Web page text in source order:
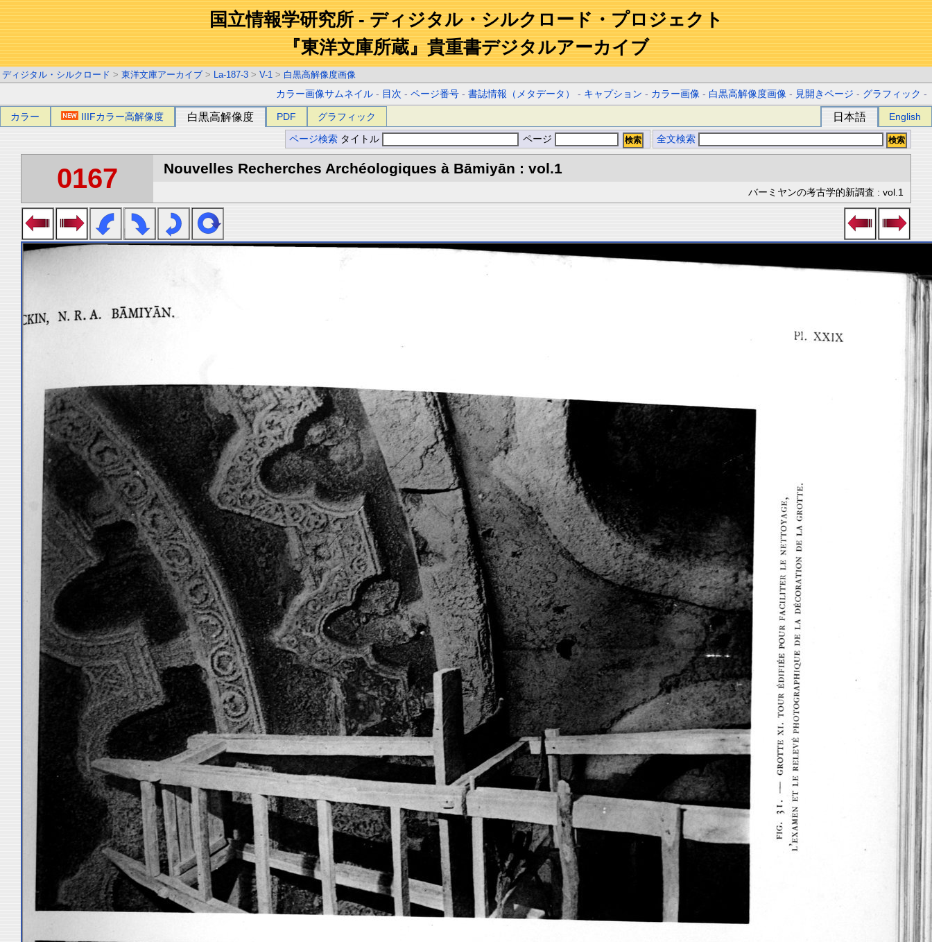
国立情報学研究所 - ディジタル・シルクロード・プロジェクト
『東洋文庫所蔵』貴重書デジタルアーカイブ
ディジタル・シルクロード > 東洋文庫アーカイブ > La-187-3 > V-1 > 白黒高解像度画像
カラー画像サムネイル - 目次 -ページ番号 -書誌情報（メタデータ） - キャプション - カラー画像 - 白黒高解像度画像 - 見開きページ - グラフィック -
カラー IIIFカラー高解像度 白黒高解像度 PDF グラフィック 日本語 English
ページ検索 タイトル ページ 全文検索
0167 Nouvelles Recherches Archéologiques à Bāmiyān : vol.1
バーミヤンの考古学的新調査 : vol.1